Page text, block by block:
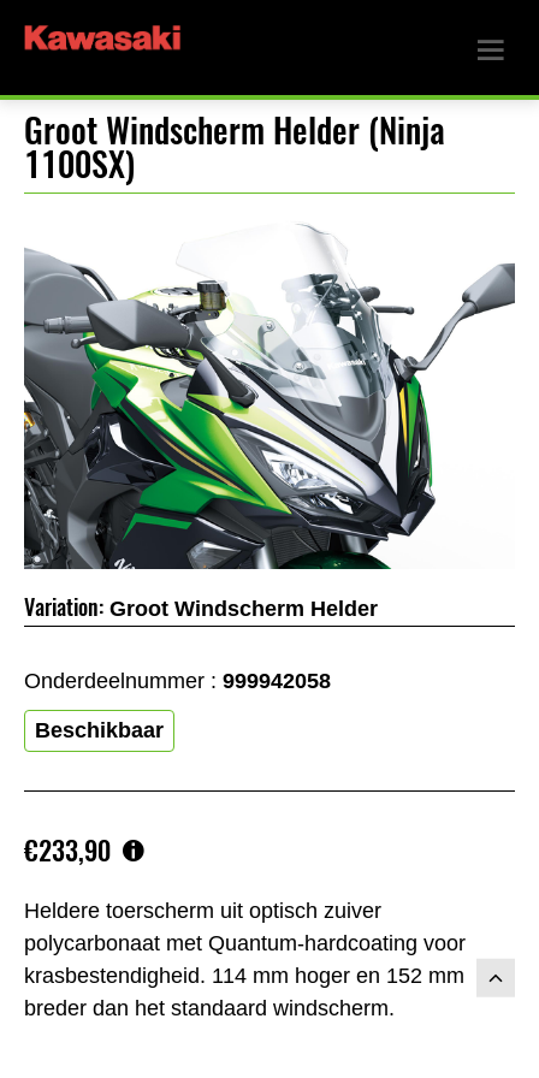
Groot Windscherm Helder (Ninja
1100SX)
Heldere toerscherm uit optisch zuiver
polycarbonaat met Quantum-hardcoating voor
krasbestendigheid. 114 mm hoger en 152 mm
breder dan het standaard windscherm.
€233,90
Variation: Groot Windscherm Helder
Onderdeelnummer : 999942058
Beschikbaar